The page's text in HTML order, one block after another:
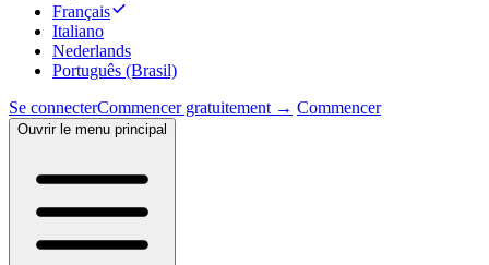
Français
Italiano
Nederlands
Português (Brasil)
Se connecterCommencer gratuitement → Commencer
Ouvrir le menu principal